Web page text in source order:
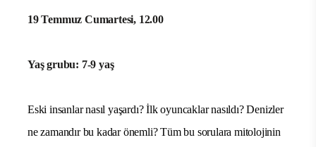
19 Temmuz Cumartesi, 12.00
Yaş grubu: 7-9 yaş
Eski insanlar nasıl yaşardı? İlk oyuncaklar nasıldı? Denizler
ne zamandır bu kadar önemli? Tüm bu sorulara mitolojinin